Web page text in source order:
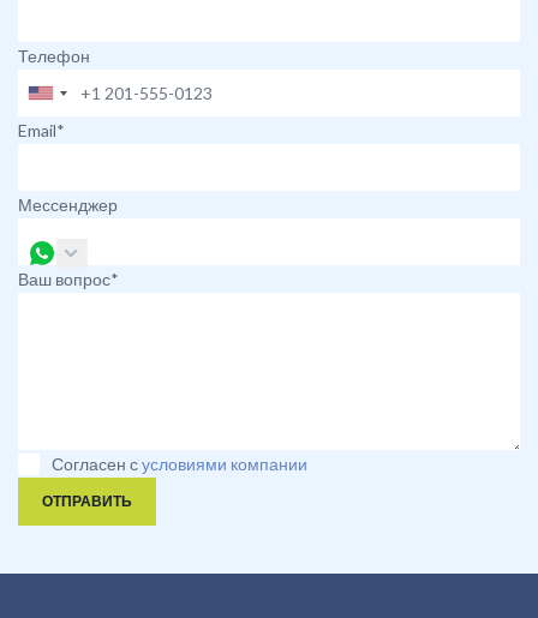
Телефон
Email*
Мессенджер
Ваш вопрос*
Согласен сусловиями компании
ОТПРАВИТЬ